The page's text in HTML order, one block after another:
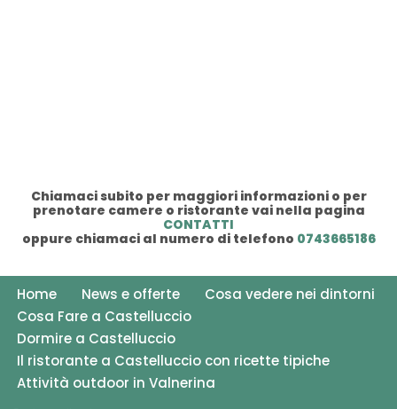
Chiamaci subito per maggiori informazioni o per
prenotare camere o ristorante vai nella pagina
CONTATTI
oppure chiamaci al numero di telefono 0743665186
Home News e offerte
Cosa vedere nei dintorni
Cosa Fare a Castelluccio
Dormire a Castelluccio
Il ristorante a Castelluccio con ricette tipiche
Attività outdoor in Valnerina